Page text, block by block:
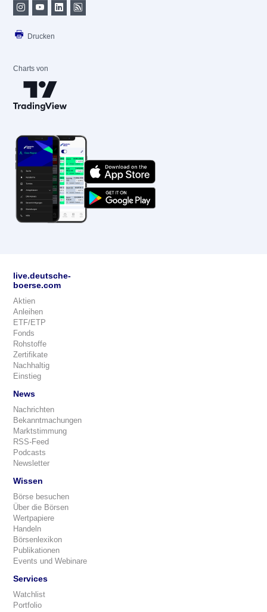
Drucken
Charts von
live.deutsche-
boerse.com
Aktien
Anleihen
ETF/ETP
Fonds
Rohstoffe
Zertifikate
Nachhaltig
Einstieg
News
Nachrichten
Bekanntmachungen
Marktstimmung
RSS-Feed
Podcasts
Newsletter
Wissen
Börse besuchen
Über die Börsen
Wertpapiere
Handeln
Börsenlexikon
Publikationen
Events und Webinare
Services
Watchlist
Portfolio